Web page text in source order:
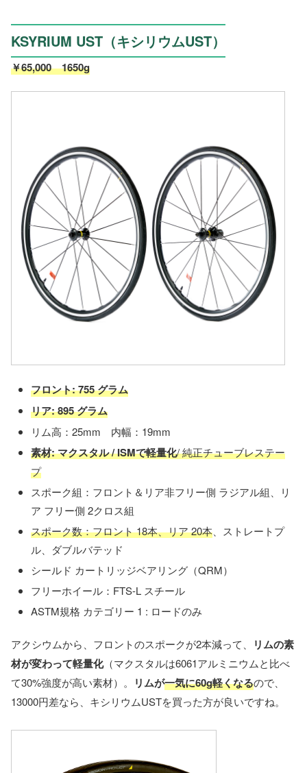
KSYRIUM UST（キシリウムUST）
￥65,000 1650g
フロント: 755 グラム
リア: 895 グラム
リム高：25mm 内幅：19mm
素材: マクスタル / ISMで軽量化/ 純正チューブレステー
プ
スポーク組：フロント＆リア非フリー側 ラジアル組、リ
ア フリー側 2クロス組
スポーク数：フロント 18本、リア 20本 、ストレートプ
ル、ダブルバテッド
シールド カートリッジベアリング（QRM）
フリーホイール：FTS-L スチール
ASTM規格 カテゴリー 1 : ロードのみ
アクシウムから、フロントのスポークが2本減って、
リムの素
材が変わって軽量化（マクスタルは6061アルミニウムと比べ
て30%強度が高い素材）。
リムが一気に60g軽くなるので、
13000円差なら、キシリウムUSTを買った方が良いですね。